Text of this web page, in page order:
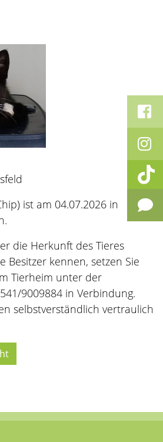
ist am 04.07.2026 in
die Herkunft des Tieres
Besitzer kennen, setzen Sie
Tierheim unter der
9009884 in Verbindung.
selbstverständlich vertraulich